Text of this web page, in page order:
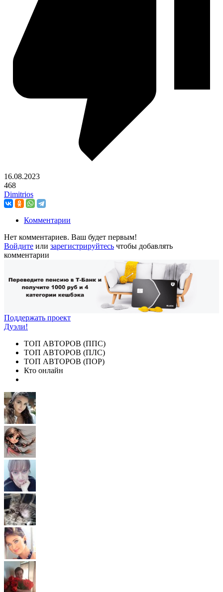
16.08.2023
468
Dimitrios
Комментарии
Нет комментариев. Ваш будет первым!
Войдите или зарегистрируйтесь чтобы добавлять
комментарии
Поддержать проект
Дуэли!
ТОП АВТОРОВ (ППС)
ТОП АВТОРОВ (ПЛС)
ТОП АВТОРОВ (ПОР)
Кто онлайн